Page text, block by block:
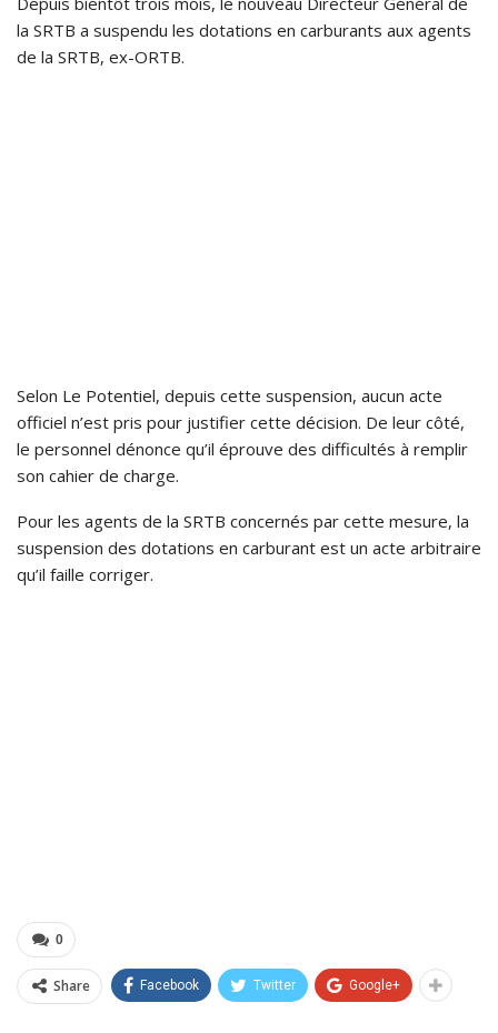
la SRTB a suspendu les dotations en carburants aux agents
de la SRTB, ex-ORTB.
Selon Le Potentiel, depuis cette suspension, aucun acte
officiel n’est pris pour justifier cette décision. De leur côté,
le personnel dénonce qu’il éprouve des difficultés à remplir
son cahier de charge.
Pour les agents de la SRTB concernés par cette mesure, la
suspension des dotations en carburant est un acte arbitraire
qu’il faille corriger.
0
Share Facebook Twitter Google+